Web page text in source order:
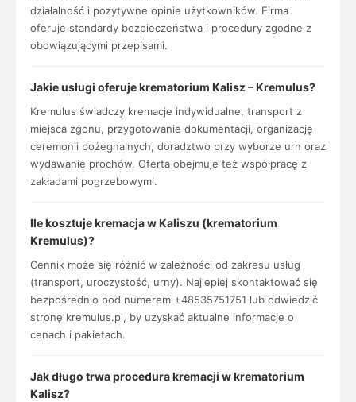
działalność i pozytywne opinie użytkowników. Firma
oferuje standardy bezpieczeństwa i procedury zgodne z
obowiązującymi przepisami.
Jakie usługi oferuje krematorium Kalisz – Kremulus?
Kremulus świadczy kremacje indywidualne, transport z
miejsca zgonu, przygotowanie dokumentacji, organizację
ceremonii pożegnalnych, doradztwo przy wyborze urn oraz
wydawanie prochów. Oferta obejmuje też współpracę z
zakładami pogrzebowymi.
Ile kosztuje kremacja w Kaliszu (krematorium
Kremulus)?
Cennik może się różnić w zależności od zakresu usług
(transport, uroczystość, urny). Najlepiej skontaktować się
bezpośrednio pod numerem +48535751751 lub odwiedzić
stronę kremulus.pl, by uzyskać aktualne informacje o
cenach i pakietach.
Jak długo trwa procedura kremacji w krematorium
Kalisz?